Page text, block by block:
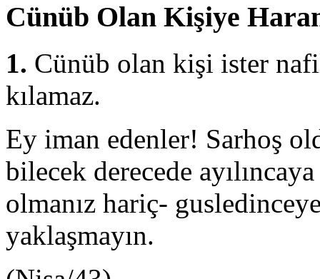
Cünüb Olan Kişiye
1. Cünüb olan kişi ister
kılamaz.
Ey iman edenler! Sarhoş
bilecek derecede
olmanız hariç-
yaklaşmayın.